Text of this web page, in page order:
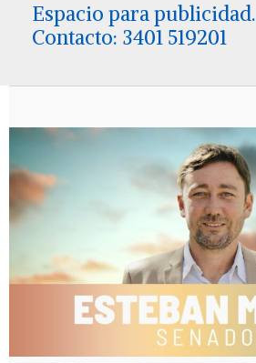
Espacio para publicidad.
Contacto: 3401 519201